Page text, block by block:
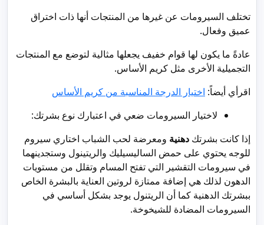
تختلف السيرومات عن غيرها من المنتجات أنها ذات اختراق
عميق وفعال.
عادةً ما يكون لها قوام خفيف يجعلها مثالية لتوضع مع المنتجات
التجميلية الأخرى مثل كريم الأساس.
اقرأي أيضاً: اختيار الدرجة المناسبة من كريم الأساس
لاختيار السيرومات ضعي في اعتبارك نوع بشرتك:
إذا كانت بشرتك دهنية ومعرضة لحب الشباب اختاري سيروم
للوجه يحتوي على حمض الساليسيليك والريتينول وستجدينهما
في سيرومات التقشير التي تفتح المسام وتقلل من مستويات
الدهون لذلك هي إضافة ممتازة لروتين العناية بالبشرة الخاص
ببشرتك الدهنية كما أن الريتنول يوجد بشكل أساسي في
السيرومات المضادة للشيخوخة.